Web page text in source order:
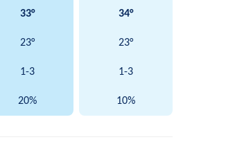
33° 34°
23° 23°
1-3 1-3
20% 10%